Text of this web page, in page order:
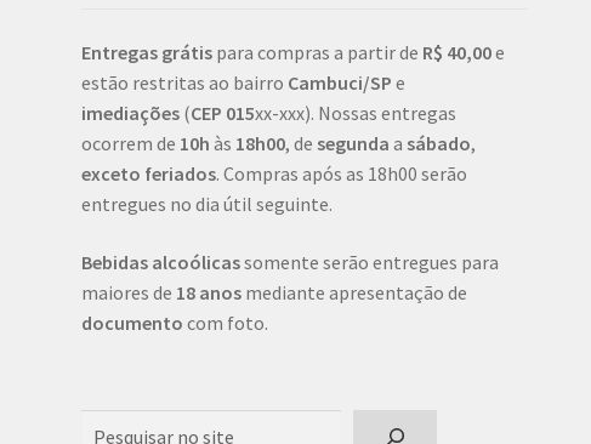
Entregas grátis para compras a partir de R$ 40,00e
estão restritas ao bairro Cambuci/SP e
imediações (CEP 015xx-xxx). Nossas entregas
ocorrem de 10h às 18h00, de segunda a sábado,
exceto feriados. Compras após as 18h00 serão
entregues no dia útil seguinte.
Bebidas alcoólicassomente serão entregues para
maiores de 18 anos mediante apresentação de
documento com foto.